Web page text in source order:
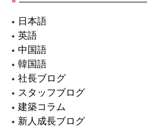
日本語
英語
中国語
韓国語
社長ブログ
スタッフブログ
建築コラム
新人成長ブログ